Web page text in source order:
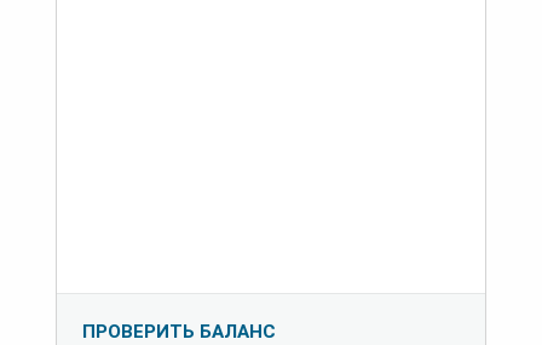
ПРОВЕРИТЬ БАЛАНС